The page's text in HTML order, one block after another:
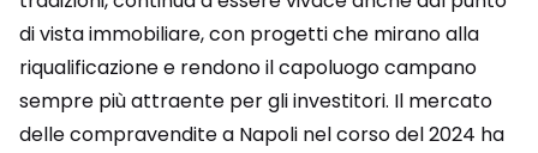
di vista immobiliare, con progetti che mirano alla
riqualificazione e rendono il capoluogo campano
sempre più attraente per gli investitori. Il mercato
delle compravendite a Napoli nel corso del 2024 ha